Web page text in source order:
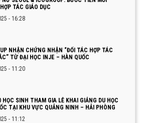
TÁC GIÁO DỤC
- 16:28
NHẬN CHỨNG NHẬN “ĐỐI TÁC HỢP TÁC
TỪ ĐẠI HỌC INJE – HÀN QUỐC
- 11:20
HỌC SINH THAM GIA LỄ KHAI GIẢNG DU HỌC
TẠI KHU VỰC QUẢNG NINH – HẢI PHÒNG
- 11:12